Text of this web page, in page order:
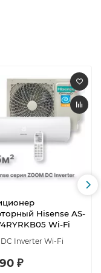
Hisense AS-
Wi-Fi
Inverter Wi-Fi
₽